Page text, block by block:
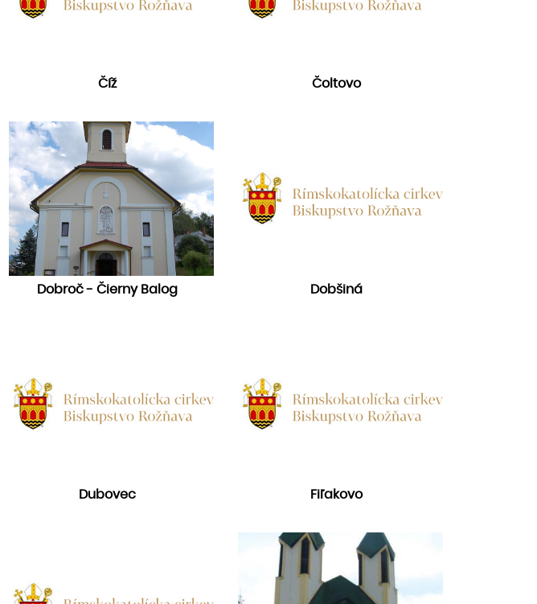
Číž Čoltovo
Dobroč - Čierny Balog Dobšiná
Dubovec Fiľakovo